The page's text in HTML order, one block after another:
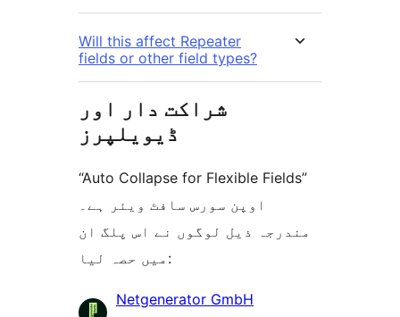
Will this affect Repeater
fields or other field types?
شراکت دار اور
ڈیویلپرز
“Auto Collapse for Flexible Fields”
اوپن سورس سافٹ ویئر ہے۔
مندرجہ ذیل لوگوں نے اس پلگ ان
میں حصہ لیا:
شراکتNetgenerator GmbH